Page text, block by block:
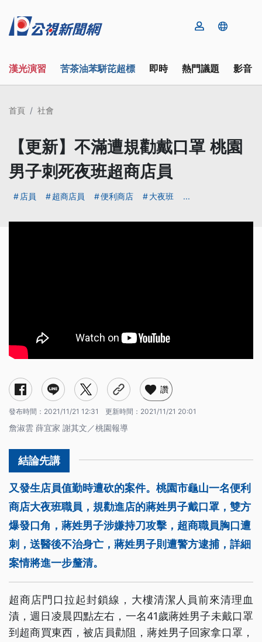
漢光演習 苦茶油苯駢芘超標 即時 熱門議題 影音
首頁 社會
【更新】不滿遭規勸戴口罩 桃園
男子刺死夜班超商店員
店員 超商店員 便利商店 大夜班 ...
讚
發布時間： 2021/11/21 12:31 更新時間： 2021/11/21 20:01
詹淑雲 薛宜家 謝其文／桃園報導
又發生店員值勤時遭砍的案件。桃園市龜山一名便利
商店大夜班職員，規勸進店的蔣姓男子戴口罩，雙方
爆發口角，蔣姓男子涉嫌持刀攻擊，超商職員胸口遭
刺，送醫後不治身亡，蔣姓男子則遭警方逮捕，詳細
案情將進一步釐清。
超商店門口拉起封鎖線，大樓清潔人員前來清理血
漬，週日凌晨四點左右，一名41歲蔣姓男子未戴口罩
到超商買東西，被店員勸阻，蔣姓男子回家拿口罩，